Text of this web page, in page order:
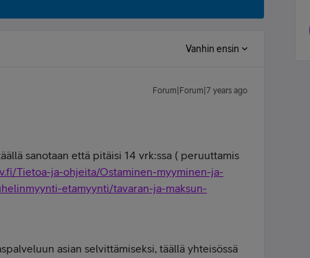
Vanhin ensin
Forum|Forum|7 years ago
sanotaan että pitäisi 14 vrk:ssa ( peruuttamis
Tietoa-ja-ohjeita/Ostaminen-myyminen-ja-
etamyynti/tavaran-ja-maksun-
asian selvittämiseksi, täällä yhteisössä